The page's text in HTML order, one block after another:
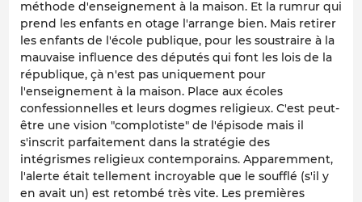
méthode d'enseignement à la maison. Et la rumrur qui
prend les enfants en otage l'arrange bien. Mais retirer
les enfants de l'école publique, pour les soustraire à la
mauvaise influence des députés qui font les lois de la
république, çà n'est pas uniquement pour
l'enseignement à la maison. Place aux écoles
confessionnelles et leurs dogmes religieux. C'est peut-
être une vision "complotiste" de l'épisode mais il
s'inscrit parfaitement dans la stratégie des
intégrismes religieux contemporains. Apparemment,
l'alerte était tellement incroyable que le soufflé (s'il y
en avait un) est retombé très vite. Les premières